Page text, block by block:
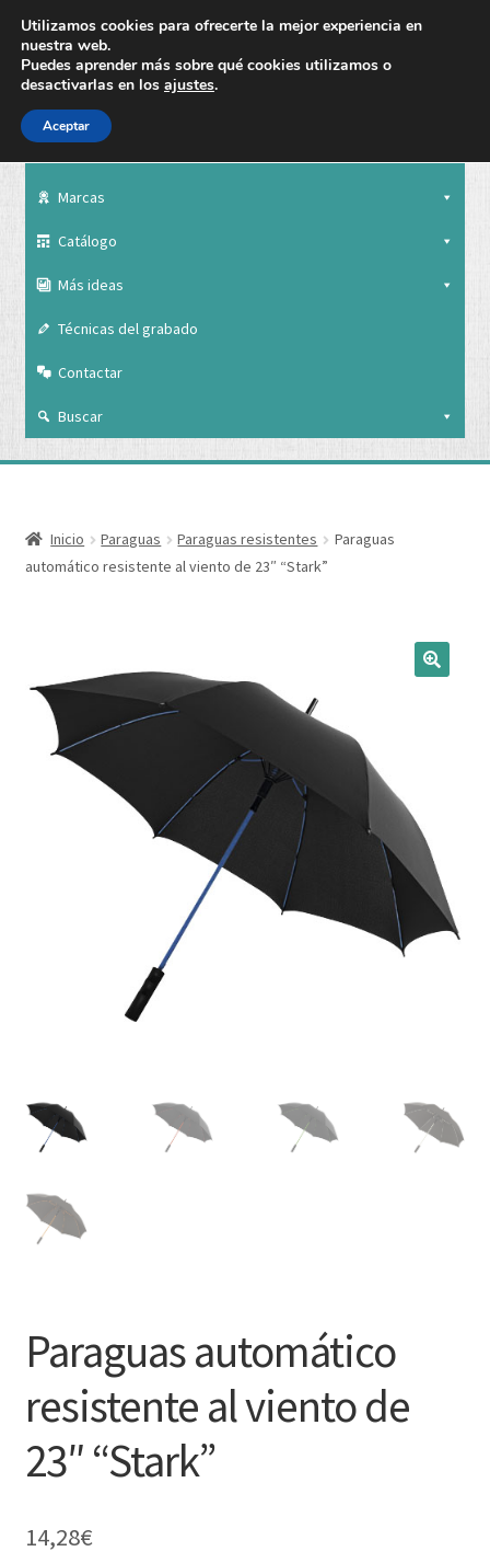
Marcas
Catálogo
Más ideas
Técnicas del grabado
Contactar
Buscar
Nuestra empresa
hijo
Técnicas del grabado
Contactar
Inicio Paraguas Paraguas resistentes
Paraguas
automático resistente al viento de 23″ “Stark”
Paraguas automático
resistente al viento de
23″ “Stark”
14,28€
Utilizamos cookies para ofrecerte la mejor experiencia en
nuestra web.
Puedes aprender más sobre qué cookies utilizamos o
desactivarlas en los ajustes.
Aceptar